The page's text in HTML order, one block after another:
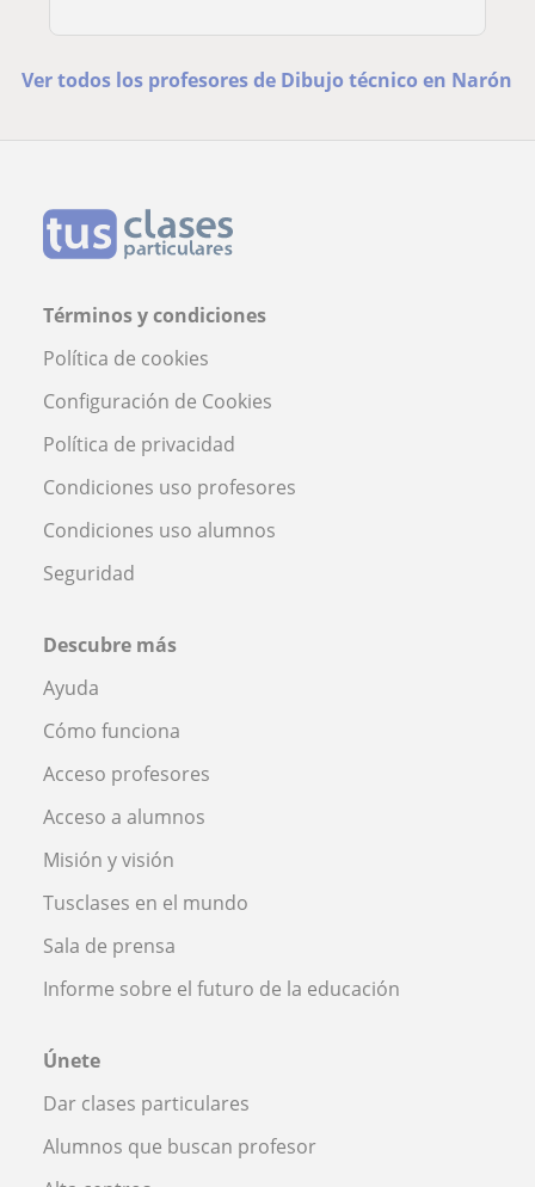
Ver todos los profesores de Dibujo técnico en Narón
Términos y condiciones
Política de cookies
Configuración de Cookies
Política de privacidad
Condiciones uso profesores
Condiciones uso alumnos
Seguridad
Descubre más
Ayuda
Cómo funciona
Acceso profesores
Acceso a alumnos
Misión y visión
Tusclases en el mundo
Sala de prensa
Informe sobre el futuro de la educación
Únete
Dar clases particulares
Alumnos que buscan profesor